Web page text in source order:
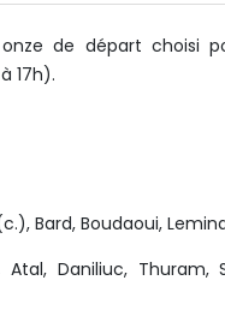
de départ choisi
17h).
Bard, Boudaoui,
Daniliuc, Thuram,